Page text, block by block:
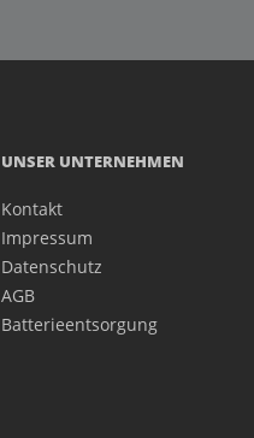
UNSER UNTERNEHMEN
Kontakt
Impressum
Datenschutz
AGB
Batterieentsorgung